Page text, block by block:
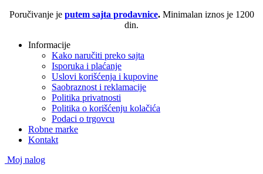
Poručivanje je putem sajta prodavnice. Minimalan iznos je 1200
din.
Informacije
Kako naručiti preko sajta
Isporuka i plaćanje
Uslovi korišćenja i kupovine
Saobraznost i reklamacije
Politika privatnosti
Politika o korišćenju kolačića
Podaci o trgovcu
Robne marke
Kontakt
Moj nalog